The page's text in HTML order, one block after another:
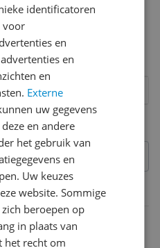
7
6
1 van 4
identificatoren
voor
en
en
en
Externe
uw gegevens
en andere
het gebruik van
en
Uw keuzes
website. Sommige
beroepen op
in plaats van
het recht om